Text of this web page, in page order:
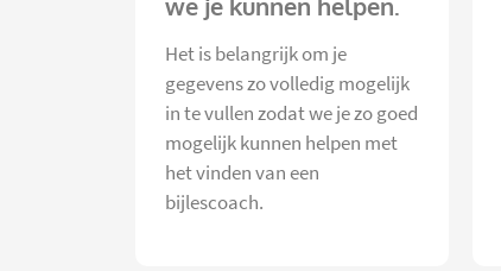
we je kunnen helpen.
Het is belangrijk om je
gegevens zo volledig mogelijk
in te vullen zodat we je zo goed
mogelijk kunnen helpen met
het vinden van een
bijlescoach.